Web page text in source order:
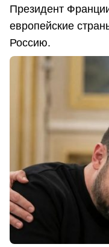
Президент
европейские
Россию.